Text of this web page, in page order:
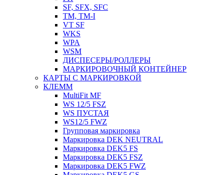
SF, SFX, SFC
TM, TM-I
VT SF
WKS
WPA
WSM
ДИСПЕСЕРЫ/РОЛЛЕРЫ
МАРКИРОВОЧНЫЙ КОНТЕЙНЕР
КАРТЫ С МАРКИРОВКОЙ
КЛЕММ
MultiFit MF
WS 12/5 FSZ
WS ПУСТАЯ
WS12/5 FWZ
Групповая маркировка
Маркировка DEK NEUTRAL
Маркировка DEK5 FS
Маркировка DEK5 FSZ
Маркировка DEK5 FWZ